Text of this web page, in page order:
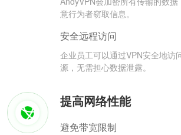
意行为者窃取信息。
安全远程访问
企业员工可以通过VPN安全地访
源，无需担心数据泄露。
提高网络性能
避免带宽限制